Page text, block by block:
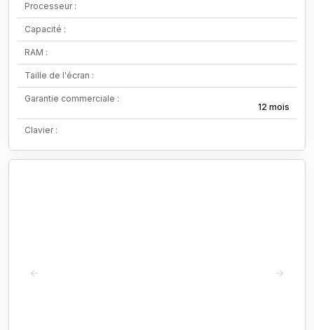
Processeur :
Capacité :
RAM :
Taille de l'écran :
Garantie commerciale :
12 mois
Clavier :